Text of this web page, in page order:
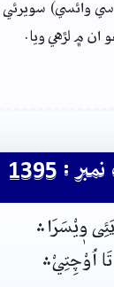
وائسي)
ان ۾ لڙهي ويا.
: 1395
وٖيْسَرَا﮶
اُوْچِتِيْ﮶